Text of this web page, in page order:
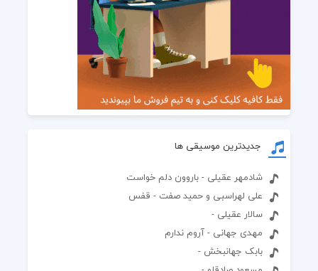
جدیدترین موسیقی ها
شادمهر عقیلی - باروون دلم خواست
علی لهراسبی و حمید صفت - قفس
سالار عقیلی -
مهدی جهانی - آروم ندارم
بابک جهانبخش -